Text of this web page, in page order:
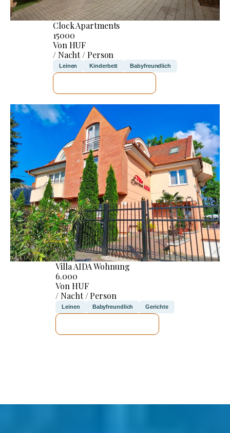
Clock Apartments
15000
Von HUF
/ Nacht / Person
Leinen Kinderbett Babyfreundlich
Villa AIDA Wohnung
6.000
Von HUF
/ Nacht / Person
Leinen Babyfreundlich Gerichte